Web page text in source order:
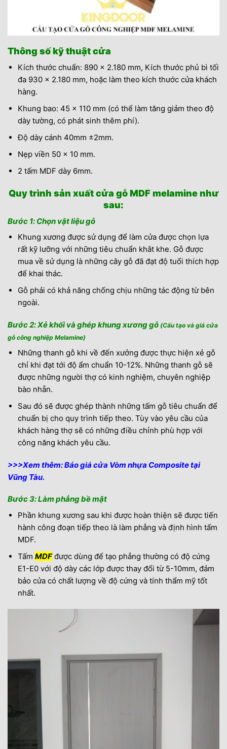
Thông số kỹ thuật cửa
Kích thước chuẩn: 890 x 2.180 mm, Kích thước phủ bì tối
đa 930 x 2.180 mm, hoặc làm theo kích thước cửa khách
hàng.
Khung bao: 45 x 110 mm (có thể làm tăng giảm theo độ
dày tường, có phát sinh thêm phí).
Độ dày cánh 40mm ±2mm.
Nẹp viền 50 x 10 mm.
2 tấm MDF dày 6mm.
Quy trình sản xuất cửa gỗ MDF melamine như
sau:
Bước 1: Chọn vật liệu gỗ
Khung xương được sử dụng để làm cửa được chọn lựa
rất kỹ lưỡng với những tiêu chuẩn khắt khe. Gỗ được
mua về sử dụng là những cây gỗ đã đạt độ tuổi thích hợp
để khai thác.
Gỗ phải có khả năng chống chịu những tác động từ bên
ngoài.
Bước 2: Xẻ khối và ghép khung xương gỗ (Cấu tạo và giá cửa
gỗ công nghiệp Melamine)
Những thanh gỗ khi về đến xưởng được thực hiện xẻ gỗ
chỉ khi đạt tới độ ẩm chuẩn 10-12%. Những thanh gỗ sẽ
được những người thợ có kinh nghiệm, chuyên nghiệp
bào nhẵn.
Sau đó sẽ được ghép thành những tấm gỗ tiêu chuẩn để
chuẩn bị cho quy trình tiếp theo. Tùy vào yêu cầu của
khách hàng thợ sẽ có những điều chỉnh phù hợp với
công năng khách yêu cầu.
>>>Xem thêm:Báo giá cửa Vòm nhựa Composite tại
Vũng Tàu.
Bước 3: Làm phẳng bề mặt
Phần khung xương sau khi được hoàn thiện sẽ được tiến
hành công đoạn tiếp theo là làm phẳng và định hình tấm
MDF.
Tấm MDFđược dùng để tạo phẳng thường có độ cứng
E1-E0 với độ dày các lớp được thay đổi từ 5-10mm, đảm
bảo cửa có chất lượng về độ cứng và tính thẩm mỹ tốt
nhất.